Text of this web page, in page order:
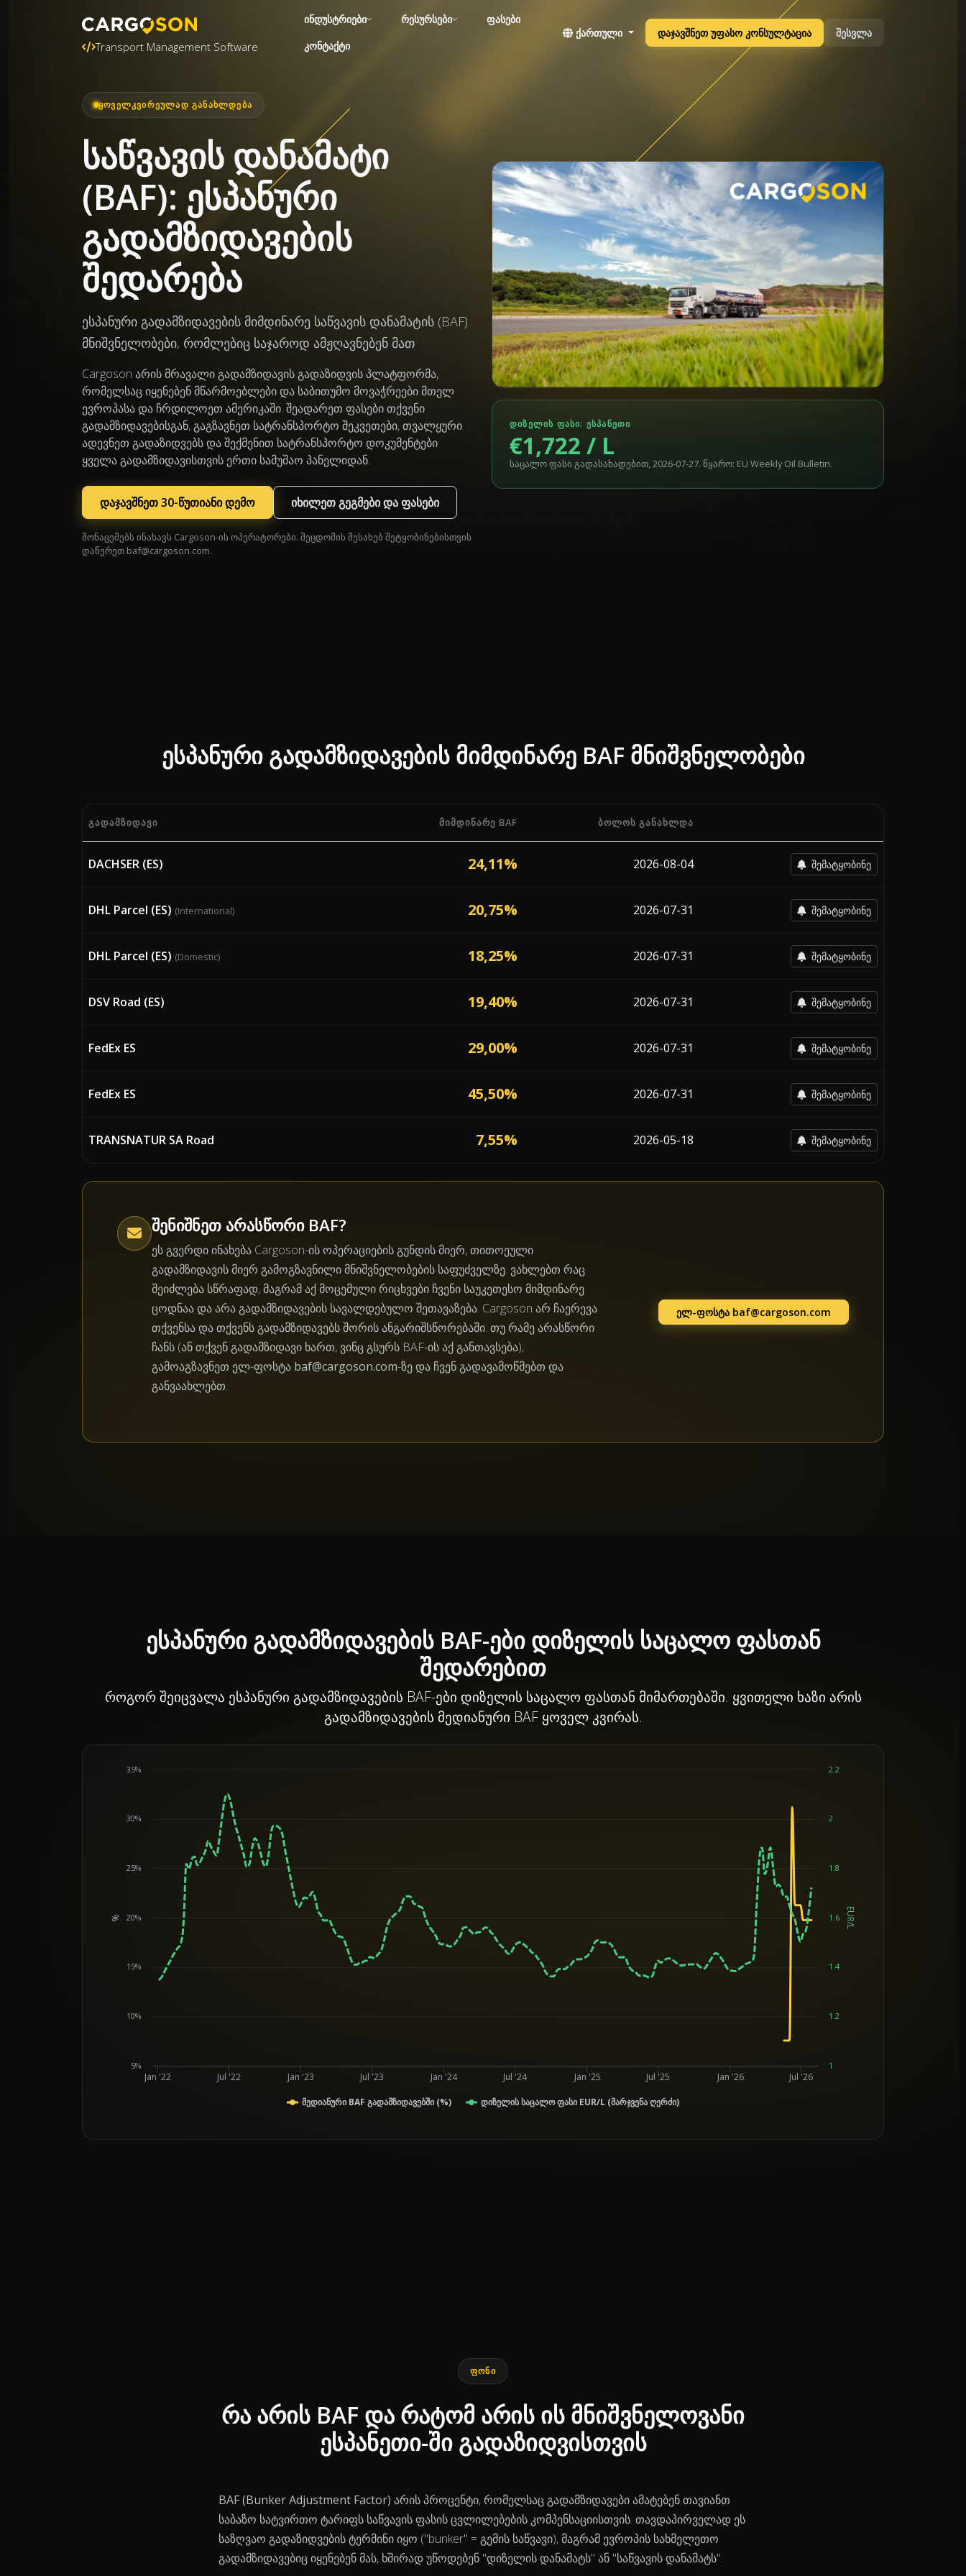
Transport Management Software
ინდუსტრიები რესურსები
ფასები
კონტაქტი
ქართული დაჯავშნეთ უფასო კონსულტაცია შესვლა
ᲧᲝᲕᲔᲚᲙᲕᲘᲠᲔᲣᲚᲐᲓ ᲒᲐᲜᲐᲮᲚᲓᲔᲑᲐ
საწვავის დანამატი
(BAF): ესპანური
გადამზიდავების
შედარება
ესპანური გადამზიდავების მიმდინარე საწვავის დანამატის (BAF)
მნიშვნელობები, რომლებიც საჯაროდ ამჟღავნებენ მათ
Cargoson არის მრავალი გადამზიდავის გადაზიდვის პლატფორმა,
რომელსაც იყენებენ მწარმოებლები და საბითუმო მოვაჭრეები მთელ
ევროპასა და ჩრდილოეთ ამერიკაში. შეადარეთ ფასები თქვენი
გადამზიდავებისგან, გაგზავნეთ სატრანსპორტო შეკვეთები, თვალყური
ადევნეთ გადაზიდვებს და შექმენით სატრანსპორტო დოკუმენტები
ყველა გადამზიდავისთვის ერთი სამუშაო პანელიდან.
დაჯავშნეთ 30-წუთიანი დემო იხილეთ გეგმები და ფასები
მონაცემებს ინახავს Cargoson-ის ოპერატორები. შეცდომის შესახებ შეტყობინებისთვის
დაწერეთ baf@cargoson.com.
ᲓᲘᲖᲔᲚᲘᲡ ᲤᲐᲡᲘ: ᲔᲡᲞᲐᲜᲔᲗᲘ
€1,722 / L
საცალო ფასი გადასახადებით, 2026-07-27. წყარო: EU Weekly Oil Bulletin.
ესპანური გადამზიდავების მიმდინარე BAF მნიშვნელობები
მიმდინარე Bunker Adjustment Factor (BAF) პროცენტები 7 გადამზიდავისგან, რომლებიც მოქმედებენ ესპანეთი-ში, თითოეული გადამზიდავის ბოლო ცვლილების
ᲒᲐᲓᲐᲛᲖᲘᲓᲐᲕᲘ ᲛᲘᲛᲓᲘᲜᲐᲠᲔ BAF ᲑᲝᲚᲝᲡ ᲒᲐᲜᲐᲮᲚᲓᲐ
DACHSER (ES) 24,11% 2026-08-04 შემატყობინე
DHL Parcel (ES) (International) 20,75% 2026-07-31 შემატყობინე
DHL Parcel (ES) (Domestic) 18,25% 2026-07-31 შემატყობინე
DSV Road (ES) 19,40% 2026-07-31 შემატყობინე
FedEx ES 29,00% 2026-07-31 შემატყობინე
FedEx ES 45,50% 2026-07-31 შემატყობინე
TRANSNATUR SA Road 7,55% 2026-05-18 შემატყობინე
შენიშნეთ არასწორი BAF?
ეს გვერდი ინახება Cargoson-ის ოპერაციების გუნდის მიერ, თითოეული
გადამზიდავის მიერ გამოგზავნილი მნიშვნელობების საფუძველზე. ვახლებთ რაც
შეიძლება სწრაფად, მაგრამ აქ მოცემული რიცხვები ჩვენი საუკეთესო მიმდინარე
ცოდნაა და არა გადამზიდავების სავალდებულო შეთავაზება. Cargoson არ ჩაერევა
თქვენსა და თქვენს გადამზიდავებს შორის ანგარიშსწორებაში. თუ რამე არასწორი
ჩანს (ან თქვენ გადამზიდავი ხართ, ვინც გსურს BAF-ის აქ განთავსება),
გამოაგზავნეთ ელ-ფოსტა baf@cargoson.com-ზე და ჩვენ გადავამოწმებთ და
განვაახლებთ.
ელ-ფოსტა baf@cargoson.com
ესპანური გადამზიდავების BAF-ები დიზელის საცალო ფასთან
შედარებით
როგორ შეიცვალა ესპანური გადამზიდავების BAF-ები დიზელის საცალო ფასთან მიმართებაში. ყვითელი ხაზი არის
გადამზიდავების მედიანური BAF ყოველ კვირას.
% EUR/L
მედიანური BAF გადამზიდავებში (%) დიზელის საცალო ფასი EUR/L (მარჯვენა ღერძი)
Jan '22 Jul '22 Jan '23 Jul '23 Jan '24 Jul '24 Jan '25 Jul '25 Jan '26 Jul '26
5%
10%
15%
20%
25%
30%
35%
1
1.2
1.4
1.6
1.8
2
2.2
ᲤᲝᲜᲘ
რა არის BAF და რატომ არის ის მნიშვნელოვანი
ესპანეთი-ში გადაზიდვისთვის
BAF (Bunker Adjustment Factor) არის პროცენტი, რომელსაც გადამზიდავები ამატებენ თავიანთ
საბაზო სატვირთო ტარიფს საწვავის ფასის ცვლილებების კომპენსაციისთვის. თავდაპირველად ეს
საზღვაო გადაზიდვების ტერმინი იყო ("bunker" = გემის საწვავი), მაგრამ ევროპის სახმელეთო
გადამზიდავებიც იყენებენ მას, ხშირად უწოდებენ "დიზელის დანამატს" ან "საწვავის დანამატს".